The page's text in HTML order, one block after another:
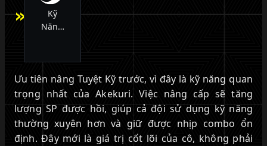
»
Kỹ
Năng
Ưu tiên nâng Tuyệt Kỹ trước, vì đây là kỹ năng quan
trọng nhất của Akekuri. Việc nâng cấp sẽ tăng
lượng SP được hồi, giúp cả đội sử dụng kỹ năng
thường xuyên hơn và giữ được nhịp combo ổn
định. Đây mới là giá trị cốt lõi của cô, không phải